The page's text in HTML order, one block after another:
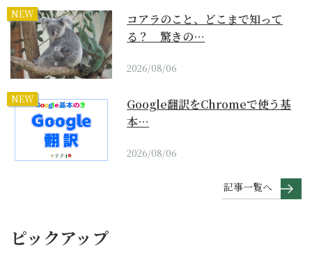
NEW
コアラのこと、どこまで知って
る？ 驚きの…
2026/08/06
NEW
Google翻訳をChromeで使う基
本…
2026/08/06
記事一覧へ
ピックアップ